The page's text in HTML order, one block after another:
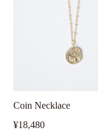
Coin Necklace
¥18,480